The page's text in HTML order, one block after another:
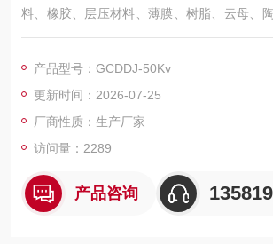
料、橡胶、层压材料、薄膜、树脂、云母、
等绝缘材料及绝缘件）在工频电压或直流电
产品型号：GCDDJ-50Kv
更新时间：2026-07-25
厂商性质：生产厂家
访问量：2289
产品咨询